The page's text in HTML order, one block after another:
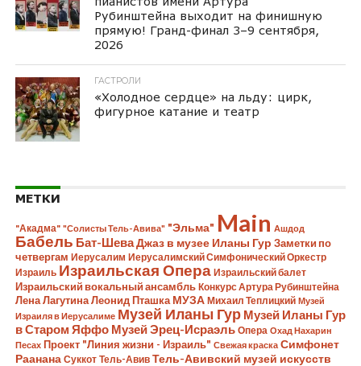
Рубинштейна выходит на финишную
прямую! Гранд-финал 3–9 сентября,
2026
ГАСТРОЛИ
«Холодное сердце» на льду: цирк,
фигурное катание и театр
МЕТКИ
"Акадма" "Солисты Тель-Авива" "Эльма" Main Ашдод
Бабель Бат-ШеваДжаз в музее Иланы Гур Заметки по
четвергам Иерусалим Иерусалимский Симфонический Оркестр
Израиль Израильская Опера Израильский балет
Израильский вокальный ансамбль Конкурс Артура Рубинштейна
Лена Лагутина Леонид Пташка МУЗА Михаил Теплицкий Музей
Израиля в Иерусалиме Музей Иланы Гур Музей Иланы Гур
в Старом Яффо Музей Эрец-Исраэль Опера Охад Нахарин
Песах Проект "Линия жизни - Израиль" Свежая краска Симфонет
Раанана Суккот Тель-Авив Тель-Авивский музей искусств